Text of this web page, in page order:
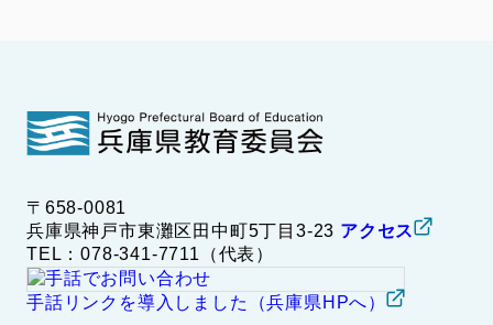
〒658-0081
兵庫県神戸市東灘区田中町5丁目3-23 アクセス
TEL：078-341-7711（代表）
手話リンクを導入しました（兵庫県HPへ）